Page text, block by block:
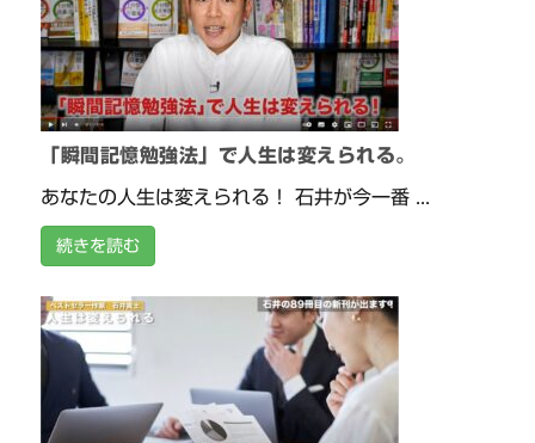
「瞬間記憶勉強法」で人生は変えられる。
あなたの人生は変えられる！ 石井が今一番 ...
続きを読む